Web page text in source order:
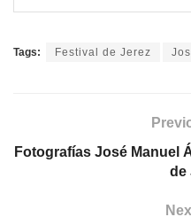
Tags: Festival de Jerez
Fotografías José Manuel
de